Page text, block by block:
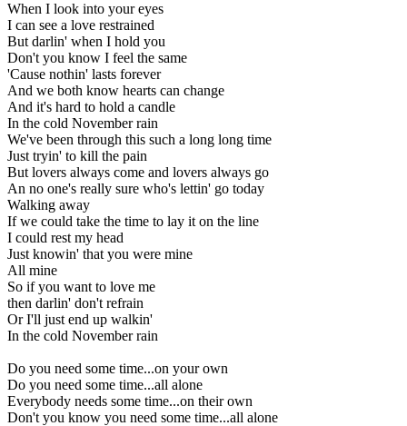
When I look into your eyes
I can see a love restrained
But darlin' when I hold you
Don't you know I feel the same
'Cause nothin' lasts forever
And we both know hearts can change
And it's hard to hold a candle
In the cold November rain
We've been through this such a long long time
Just tryin' to kill the pain
But lovers always come and lovers always go
An no one's really sure who's lettin' go today
Walking away
If we could take the time to lay it on the line
I could rest my head
Just knowin' that you were mine
All mine
So if you want to love me
then darlin' don't refrain
Or I'll just end up walkin'
In the cold November rain
Do you need some time...on your own
Do you need some time...all alone
Everybody needs some time...on their own
Don't you know you need some time...all alone